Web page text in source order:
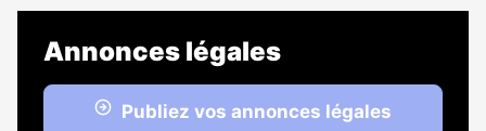
Annonces légales
Publiez vos annonces légales